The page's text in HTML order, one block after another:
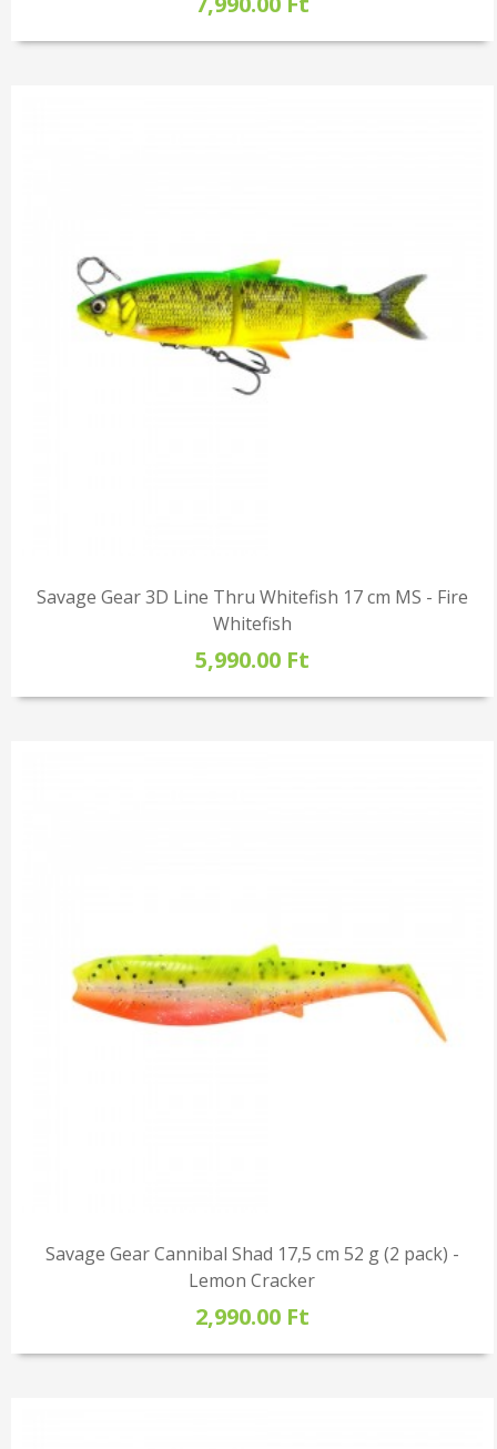
Savage Gear 3D Line Thru Whitefish 17 cm MS - Fire
Whitefish
5,990.00 Ft
Savage Gear Cannibal Shad 17,5 cm 52 g (2 pack) -
Lemon Cracker
2,990.00 Ft